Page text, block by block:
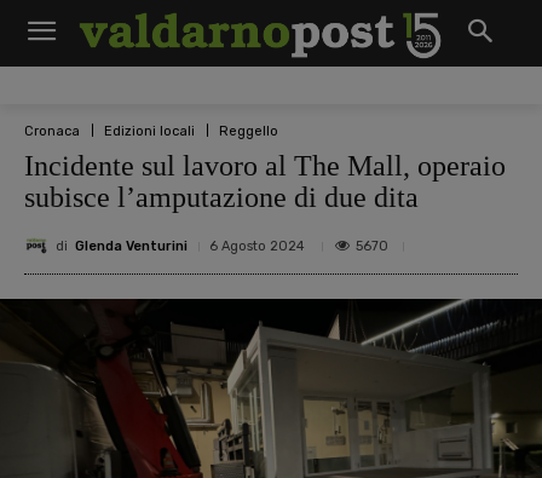
Cronaca Edizioni locali Reggello
Incidente sul lavoro al The Mall, operaio
subisce l’amputazione di due dita
di Glenda Venturini 6 Agosto 2024 5670